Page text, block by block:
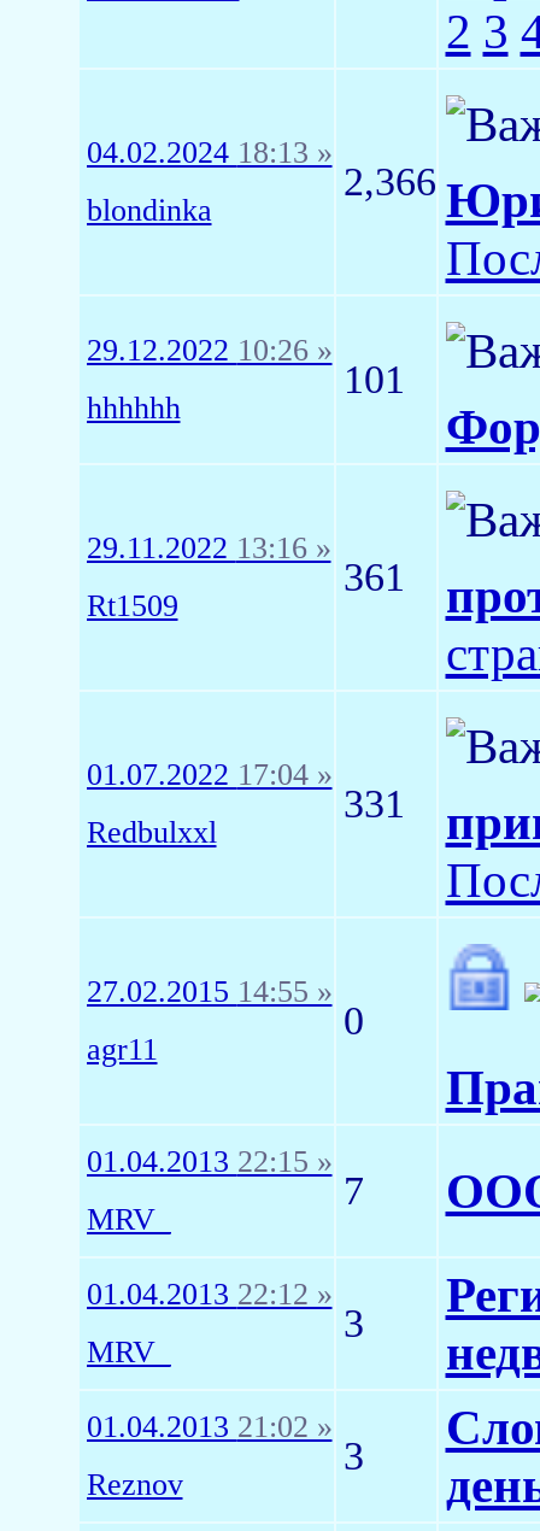
2 3
04.02.2024 18:13 »
blondinka
2,366
29.12.2022 10:26 »
hhhhhh
101
29.11.2022 13:16 »
Rt1509
361
01.07.2022 17:04 »
Redbulxxl
331
27.02.2015 14:55 »
agr11
0
01.04.2013 22:15 »
MRV_
7
01.04.2013 22:12 »
MRV_
3
01.04.2013 21:02 »
Reznov
3